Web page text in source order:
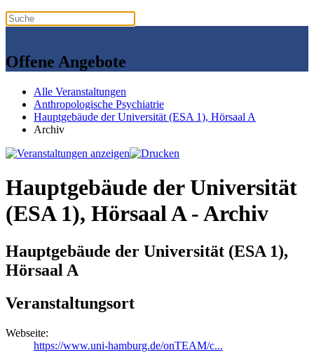
Offene Angebote
Alle Veranstaltungen
Anthropologische Psychiatrie
Hauptgebäude der Universität (ESA 1), Hörsaal A
Archiv
Hauptgebäude der Universität
(ESA 1), Hörsaal A - Archiv
Hauptgebäude der Universität (ESA 1),
Hörsaal A
Veranstaltungsort
Webseite:
https://www.uni-hamburg.de/onTEAM/c...